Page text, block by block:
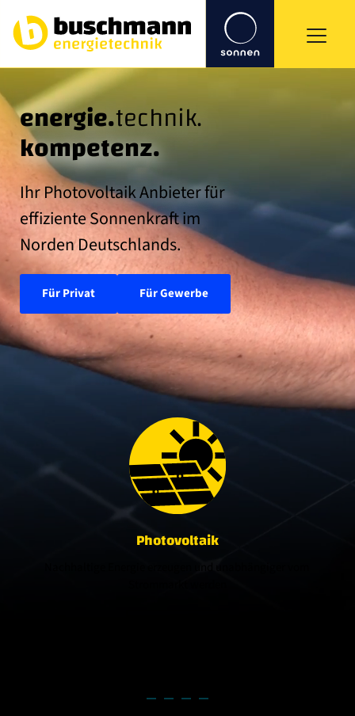
energie.technik.
kompetenz.
Ihr Photovoltaik Anbieter für
effiziente Sonnenkraft im
Norden Deutschlands.
Für Privat Für Gewerbe
Photovoltaik